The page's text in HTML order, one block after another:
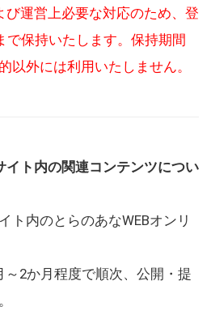
び運営上必要な対応のため、登
で保持いたします。保持期間
以外には利用いたしません。
イト内の関連コンテンツについ
ト内のとらのあなWEBオンリ
2か月程度で順次、公開・提